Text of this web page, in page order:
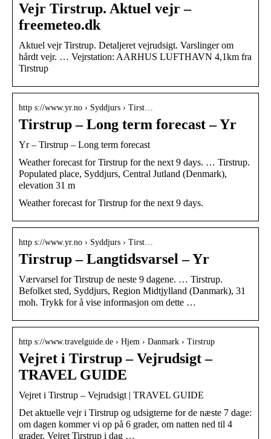
Vejr Tirstrup. Aktuel vejr –
freemeteo.dk
Aktuel vejr Tirstrup. Detaljeret vejrudsigt. Varslinger om
hårdt vejr. … Vejrstation: AARHUS LUFTHAVN 4,1km fra
Tirstrup
http s://www.yr.no › Syddjurs › Tirst…
Tirstrup – Long term forecast – Yr
Yr – Tirstrup – Long term forecast
Weather forecast for Tirstrup for the next 9 days. … Tirstrup.
Populated place, Syddjurs, Central Jutland (Denmark),
elevation 31 m
Weather forecast for Tirstrup for the next 9 days.
http s://www.yr.no › Syddjurs › Tirst…
Tirstrup – Langtidsvarsel – Yr
Værvarsel for Tirstrup de neste 9 dagene. … Tirstrup.
Befolket sted, Syddjurs, Region Midtjylland (Danmark), 31
moh. Trykk for å vise informasjon om dette …
http s://www.travelguide.de › Hjem › Danmark › Tirstrup
Vejret i Tirstrup – Vejrudsigt –
TRAVEL GUIDE
Vejret i Tirstrup – Vejrudsigt | TRAVEL GUIDE
Det aktuelle vejr i Tirstrup og udsigterne for de næste 7 dage:
om dagen kommer vi op på 6 grader, om natten ned til 4
grader. Vejret Tirstrup i dag …